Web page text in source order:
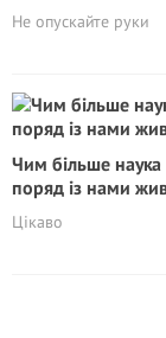
Не опускайте руки
Чим більше наука
поряд із нами
Цікаво